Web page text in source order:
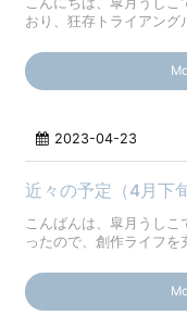
おり、狂存トライアング
2023-04-23
近々の予定（4月下
こんばんは、皐月うし
ったので、創作ライフを